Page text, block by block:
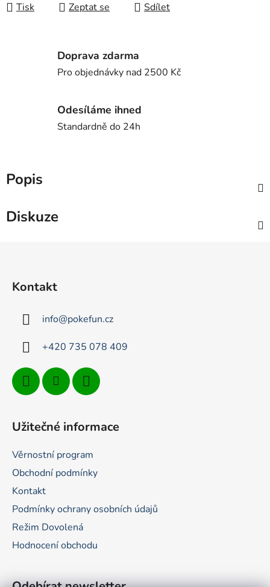
Tisk
Zeptat se Sdílet
Doprava zdarma
Pro objednávky nad 2500 Kč
Odesíláme ihned
Standardně do 24h
Popis
Diskuze
Kontakt
info@pokefun.cz
+420 735 078 409
Užitečné informace
Věrnostní program
Obchodní podmínky
Kontakt
Podmínky ochrany osobních údajů
Režim Dovolená
Hodnocení obchodu